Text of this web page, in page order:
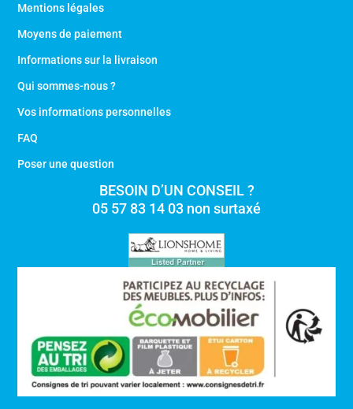
Mentions légales
Moyens de paiement
Informations sur la livraison
Qui sommes-nous ?
Vos informations personnelles
FAQ
Poser une question
BESOIN D’UN CONSEIL ?
05 57 83 14 03 non surtaxé